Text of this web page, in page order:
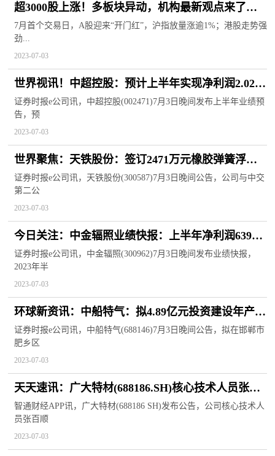
超3000股上涨！多板块异动，机构最新观点来了…
世界时快讯
7月首个交易日，A股迎来“开门红”，沪指放量涨逾1%；港股走势强
劲...
2023-07-03
世界视讯！中超控股：预计上半年实现净利润2.02亿
元-3.02亿元 同比扭亏
证券时报e公司讯，中超控股(002471)7月3日晚间发布上半年业绩预
告，预
2023-07-03
世界聚焦：天铁股份：签订2471万元橡胶弹簧浮置
板采购合同
证券时报e公司讯，天铁股份(300587)7月3日晚间公告，公司与中交
第二公
2023-07-03
今日关注：中金辐照业绩快报：上半年净利润6399
万元 同比增7.29%
证券时报e公司讯，中金辐照(300962)7月3日晚间发布业绩快报，
2023年半
2023-07-03
环球新资讯：中船特气：拟4.89亿元投资建设年产
150吨高纯电子气体项目
证券时报e公司讯，中船特气(688146)7月3日晚间公告，拟在邯郸市
肥乡区
2023-07-03
天天速讯：广大特材(688186.SH)核心技术人员张百
顺离职
智通财经APP讯，广大特材(688186 SH)发布公告，公司核心技术人
员张百顺
2023-07-03